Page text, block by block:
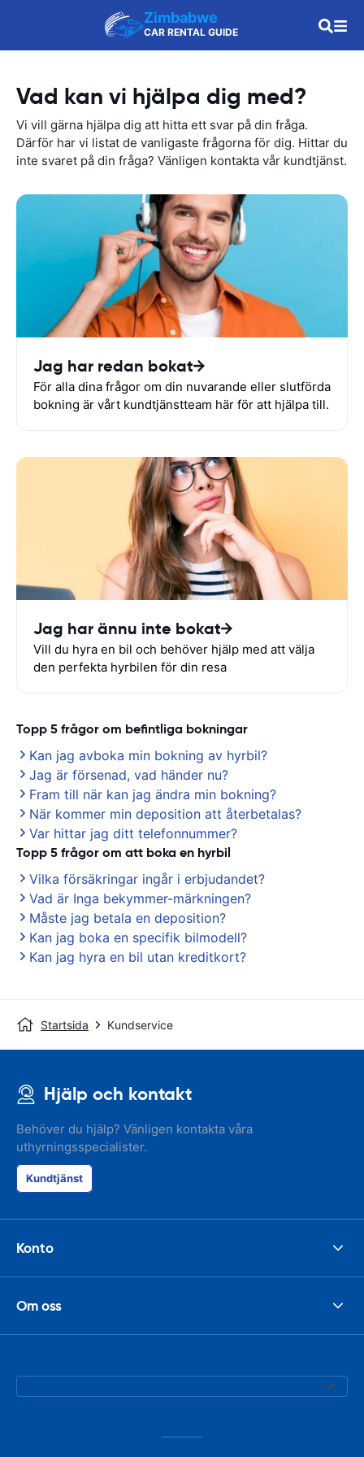
Zimbabwe
CAR RENTAL GUIDE
Vad kan vi hjälpa dig med?
Vi vill gärna hjälpa dig att hitta ett svar på din fråga.
Därför har vi listat de vanligaste frågorna för dig. Hittar du
inte svaret på din fråga? Vänligen kontakta vår kundtjänst.
Jag har redan bokat
För alla dina frågor om din nuvarande eller slutförda
bokning är vårt kundtjänstteam här för att hjälpa till.
Jag har ännu inte bokat
Vill du hyra en bil och behöver hjälp med att välja
den perfekta hyrbilen för din resa
Topp 5 frågor om befintliga bokningar
Kan jag avboka min bokning av hyrbil?
Jag är försenad, vad händer nu?
Fram till när kan jag ändra min bokning?
När kommer min deposition att återbetalas?
Var hittar jag ditt telefonnummer?
Topp 5 frågor om att boka en hyrbil
Vilka försäkringar ingår i erbjudandet?
Vad är Inga bekymmer-märkningen?
Måste jag betala en deposition?
Kan jag boka en specifik bilmodell?
Kan jag hyra en bil utan kreditkort?
Startsida Kundservice
Hjälp och kontakt
Behöver du hjälp? Vänligen kontakta våra
uthyrningsspecialister.
Kundtjänst
Konto
Om oss